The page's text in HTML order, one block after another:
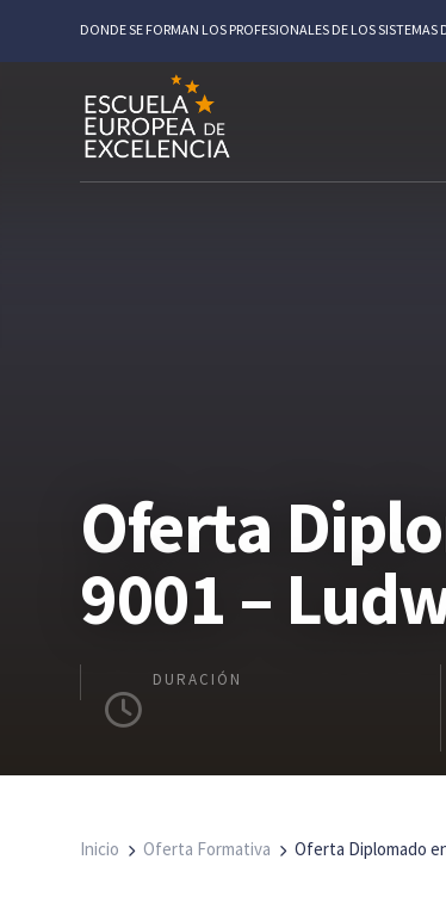
DONDE SE FORMAN LOS PROFESIONALES DE LOS SISTEMAS
Oferta
9001 –
DURACIÓN
Inicio Oferta Formativa Oferta Diplomado